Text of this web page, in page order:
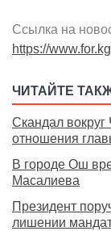
Ссылка на
https://
ЧИТАЙТЕ
Скандал
отношения
В городе Ош
Масалиева
Президент
лишении